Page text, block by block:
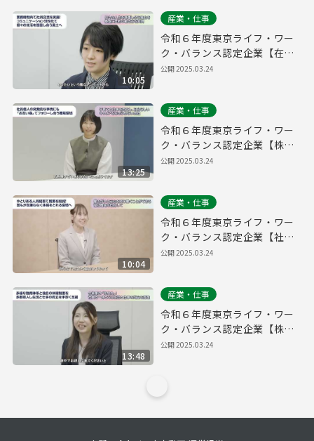
10:05
産業・仕事
令和６年度東京ライフ・ワー
ク・バランス認定企業【在住
ビジネス株式会社】
公開2025.03.24
13:25
産業・仕事
令和６年度東京ライフ・ワー
ク・バランス認定企業【株式
会社QOOLキャリア】
公開2025.03.24
10:04
産業・仕事
令和６年度東京ライフ・ワー
ク・バランス認定企業【社会
福祉法人大三島育徳会】
公開2025.03.24
13:48
産業・仕事
令和６年度東京ライフ・ワー
ク・バランス認定企業【株式
会社FIS】
公開2025.03.24